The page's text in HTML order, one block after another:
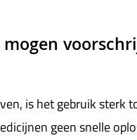
is het gebruik sterk
geen snelle